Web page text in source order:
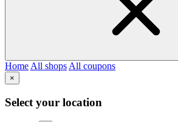
Home All shops All coupons
×
Select your location